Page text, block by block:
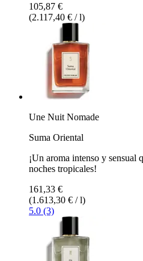
105,87 €
(2.117,40 € / l)
Une Nuit Nomade
Suma Oriental
¡Un aroma intenso y sensual
noches tropicales!
161,33 €
(1.613,30 € / l)
5.0 (3)